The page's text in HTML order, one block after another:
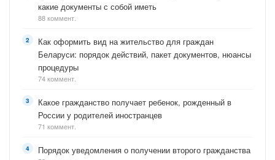
какие документы с собой иметь
88 коммент.
Как оформить вид на жительство для граждан
Беларуси: порядок действий, пакет документов, нюансы
процедуры
74 коммент.
Какое гражданство получает ребенок, рожденный в
России у родителей иностранцев
71 коммент.
Порядок уведомления о получении второго гражданства